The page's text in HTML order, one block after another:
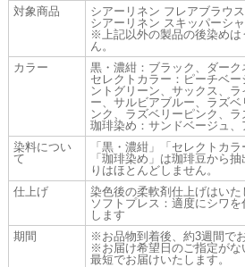
対象商品
シアーリネン フレアブラウス
シアーリネン スキッパーシ
※上記以外の製品の後染めは
ん。
カラー
黒・濃紺：ブラック、ダーク
セレクトカラー：ピーチベ
ントグリーン、サックス、
ー、サルビアブルー、ラズ
ンク、ラズベリーピンク、
珈琲染め：サンドベージュ、
染料につい
て
「黒・濃紺」「セレクトカラ
「珈琲染め」は珈琲豆から
りはほとんどしません。
仕上げ
染色後の柔軟剤仕上げはいた
ソフトプレス：適度にシワ
します
期間
※お品物到着後、約3週間で
※お届け希望日のご指定がな
最短でお届けいたします。